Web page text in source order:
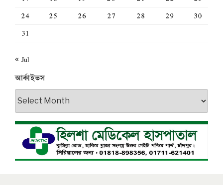
24
25 26 27 28 29
30
31
« Jul
আর্কাইভস
আর্কাইভস